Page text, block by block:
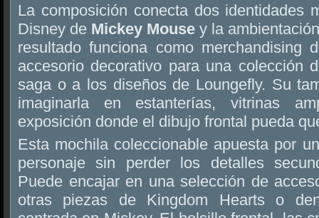
La composición conecta dos identidades
Disney de Mickey Mouse y la
resultado funciona como merchandising
accesorio decorativo para una colección
saga o a los diseños de Loungefly. Su
imaginarla en estanterías, vitrinas
exposición donde el dibujo frontal pueda
Esta mochila coleccionable apuesta por
personaje sin perder los detalles
Puede encajar en una selección de
otras piezas de Kingdom Hearts o